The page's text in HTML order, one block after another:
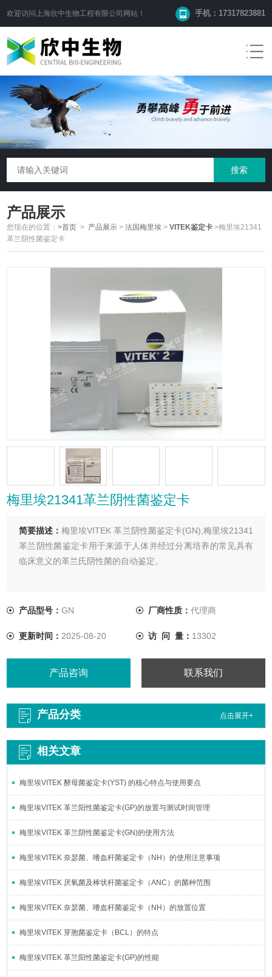
欢迎访问 上海欣中生物工程有限公司 网站！ 手机：17317823881
产品展示
您现在的位置：>首页 > 产品展示 >法国梅里埃 >VITEK鉴定卡 >梅里埃21341
革兰阴性菌鉴定卡
梅里埃21341革兰阴性菌鉴定卡
简要描述：梅里埃VITEK 革兰阴性菌鉴定卡(GN),梅里埃21341
革兰阴性菌鉴定卡用于来源于人体并经过分离培养的常见具有
临床意义的革兰氏阴性菌的自动鉴定。
产品型号：GN 厂商性质： 代理商
更新时间： 2025-08-20 访 问 量： 13302
产品咨询 联系我们
产品分类 点击展开+
相关文章
梅里埃VITEK 酵母菌鉴定卡(YST) 的核心特点与使用要点
梅里埃VITEK 革兰阳性菌鉴定卡(GP)的放置与测试时间管理
梅里埃VITEK 革兰阴性菌鉴定卡(GN)的使用方法
梅里埃VITEK 奈瑟菌、嗜血杆菌鉴定卡（NH）的使用注意事项
梅里埃VITEK 厌氧菌及棒状杆菌鉴定卡（ANC）的菌种范围
梅里埃VITEK 奈瑟菌、嗜血杆菌鉴定卡（NH）的放置位置
梅里埃VITEK 芽胞菌鉴定卡（BCL）的特点
梅里埃VITEK 革兰阳性菌鉴定卡(GP)的性能